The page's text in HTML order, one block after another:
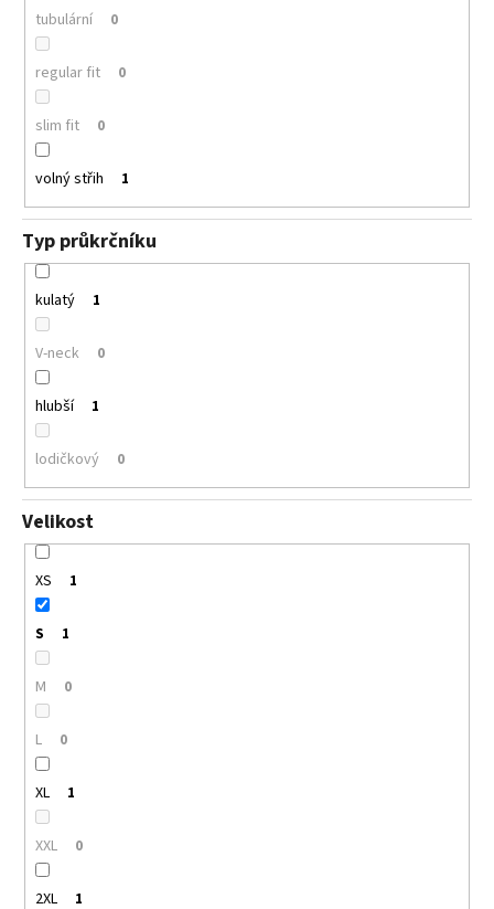
tubulární 0
regular fit 0
slim fit 0
volný střih 1
Typ průkrčníku
kulatý 1
V-neck 0
hlubší 1
lodičkový 0
Velikost
XS 1
S 1
M 0
L 0
XL 1
XXL 0
2XL 1